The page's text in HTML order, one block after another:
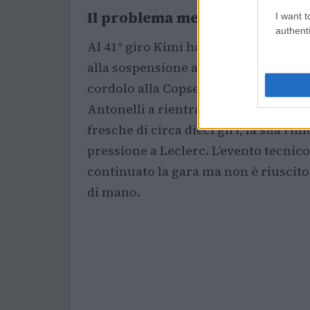
I want
Il problema meccanico che ha
Al 41° giro Kimi ha segnalato un
alla sospensione anteriore sinistra
cordolo alla Copse. Il team ha
Antonelli a rientrare e a perdere il
fresche di circa dieci giri, la sua
pressione a Leclerc. L’evento
continuato la gara ma non è
di mano.